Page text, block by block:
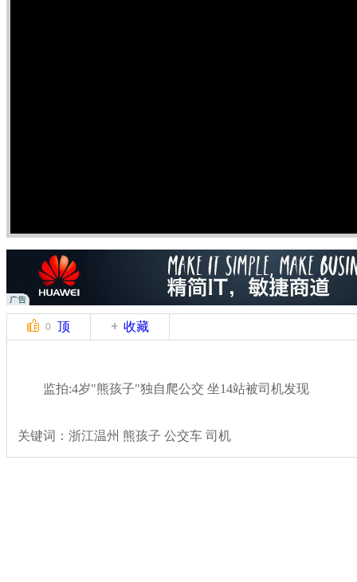
0 顶 收藏
监拍:4岁"熊孩子"独自爬公交 坐14站被司机发现
关键词：浙江温州 熊孩子 公交车 司机